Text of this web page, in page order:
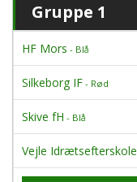
Gruppe 1
HF Mors - Blå
Silkeborg IF - Rød
Skive fH - Blå
Vejle Idrætsefterskole